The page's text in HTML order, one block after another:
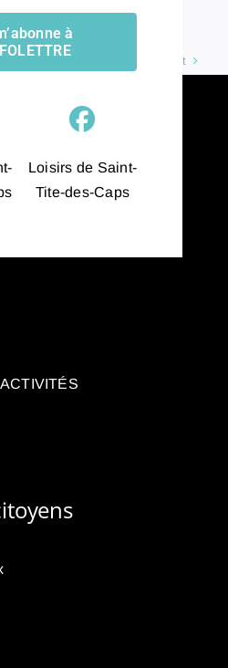
Suivant
à
Loisirs de Saint-
Tite-des-Caps